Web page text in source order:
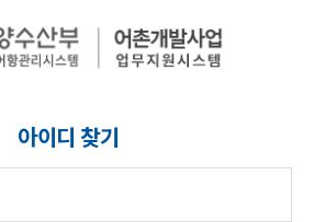
아이디 찾기